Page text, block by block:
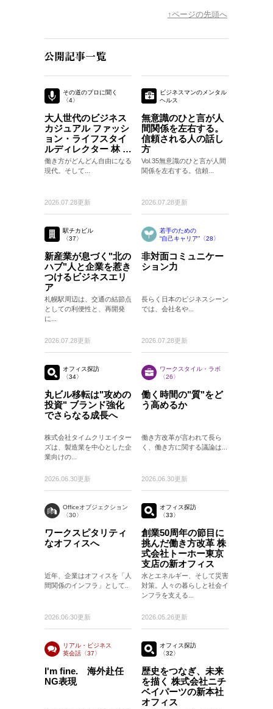
↑ページの先頭へ
その道のプロに聞く
〈4〉
大人世代のビジネス
カジュアル ファッシ
ョン・ライフスタイ
ルディレクター 林 ト
モヒコさん
働き方がどんどん自由になる
現代。そして...
2026.07.28更新
ビジネスマンのメンタル
ヘルス
無意識のひと言が人
間関係を左右する。
信頼される人の話し
方
Vol.35無意識のひと言が人間
関係を左右する。信頼...
2026.07.28更新
駅チカビル
〈37〉
新産業が息づく"北の
ハブ"人と企業を惹き
つけるビジネスエリ
ア
札幌駅周辺は、交通の結節点
としての利便性と、再開発
に...
2026.07.28更新
若手のための
“自己キャリア”〈28〉
非対面コミュニケー
ション力
長らく日本のビジネスシーン
では、会社名や...
2026.07.28更新
オフィス探訪
〈34〉
丸ビル移転は"攻めの
投資" ブランド強化
でさらなる成長へ
株式会社タイムクリエイター
ズは、製造業を中心とした企
業向けの...
2026.06.30更新
ワークスタイル・ラボ
〈26〉
働く時間の"質"をど
う高めるか
働き方改革が言われて長ら
く、働き方に関する議論は...
2026.06.30更新
Officeオブジェクション
〈30〉
ワークスピタリティ
なオフィスへ
近年、企業はオフィスを「人
間関係のインフラ」として..
2026.06.30更新
オフィス探訪
〈33〉
創業50周年の節目に
挑んだ働き方改革 株
式会社トーホー東京
支店の新オフィス
水とエネルギー、そして災害
対策。人々の暮らしと社会イ
ンフラを支える...
2026.05.26更新
リアル・ビジネス
英会話〈37〉
I'm fine. 海外赴任
NG表現
オフィス探訪
〈32〉
歴史をつなぎ、未来
を描く 株式会社ニチ
ベイパーツの新本社
オフィス